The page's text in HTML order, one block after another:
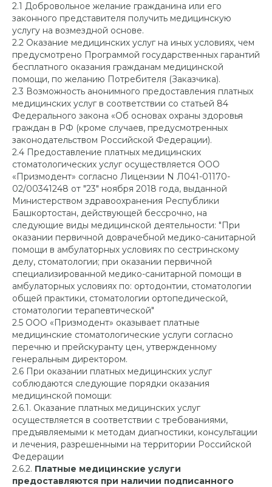
2.1 Добровольное желание гражданина или его
законного представителя получить медицинскую
услугу на возмездной основе.
2.2 Оказание медицинских услуг на иных условиях, чем
предусмотрено Программой государственных гарантий
бесплатного оказания гражданам медицинской
помощи, по желанию Потребителя (Заказчика).
2.3 Возможность анонимного предоставления платных
медицинских услуг в соответствии со статьей 84
Федерального закона «Об основах охраны здоровья
граждан в РФ (кроме случаев, предусмотренных
законодательством Российской Федерации).
2.4 Предоставление платных медицинских
стоматологических услуг осуществляется ООО
«Призмодент» согласно Лицензии N Л041-01170-
02/00341248 от "23" ноября 2018 года, выданной
Министерством здравоохранения Республики
Башкортостан, действующей бессрочно, на
следующие виды медицинской деятельности: "При
оказании первичной доврачебной медико-санитарной
помощи в амбулаторных условиях по сестринскому
делу, стоматологии; при оказании первичной
специализированной медико-санитарной помощи в
амбулаторных условиях по: ортодонтии, стоматологии
общей практики, стоматологии ортопедической,
стоматологии терапевтической"
2.5 ООО «Призмодент» оказывает платные
медицинские стоматологические услуги согласно
перечню и прейскуранту цен, утвержденному
генеральным директором.
2.6 При оказании платных медицинских услуг
соблюдаются следующие порядки оказания
медицинской помощи:
2.6.1. Оказание платных медицинских услуг
осуществляется в соответствии с требованиями,
предъявляемыми к методам диагностики, консультации
и лечения, разрешенными на территории Российской
Федерации
2.6.2. Платные медицинские услуги
предоставляются при наличии подписанного